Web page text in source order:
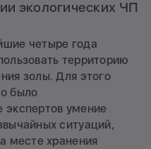
экологических ЧП
четыре года
территорию
золы. Для этого
было
экспертов умение
ситуаций,
месте хранения